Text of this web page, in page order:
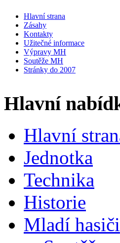
Hlavní strana
Zásahy
Kontakty
Užitečné informace
Výpravy MH
Soutěže MH
Stránky do 2007
Hlavní
Hlavní
Jednotka
Technika
Historie
Mladí hasiči